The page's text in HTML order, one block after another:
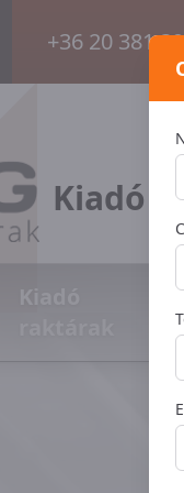
+36 20 381
Kiadó
Kiadó